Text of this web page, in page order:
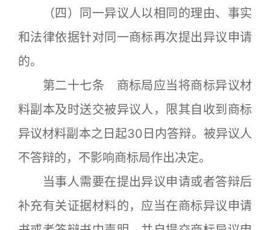
（四）同一异议人以相同的理由、事实
和法律依据针对同一商标再次提出异议申请
的。
第二十七条 商标局应当将商标异议材
料副本及时送交被异议人，限其自收到商标
异议材料副本之日起30日内答辩。被异议人
不答辩的，不影响商标局作出决定。
当事人需要在提出异议申请或者答辩后
补充有关证据材料的，应当在商标异议申请